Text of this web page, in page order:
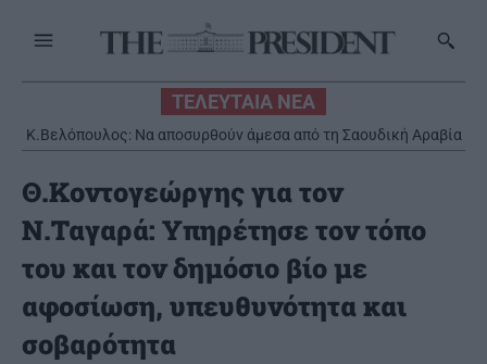
ΤΕΛΕΥΤΑΙΑ ΝΕΑ
Κ.Βελόπουλος: Να αποσυρθούν άμεσα από τη Σαουδική Αραβία
οι ελληνικοί Patriot
Θ.Κοντογεώργης για τον
Ν.Ταγαρά: Υπηρέτησε τον τόπο
του και τον δημόσιο βίο με
αφοσίωση, υπευθυνότητα και
σοβαρότητα